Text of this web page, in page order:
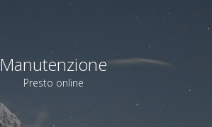
Manutenzione
Presto online